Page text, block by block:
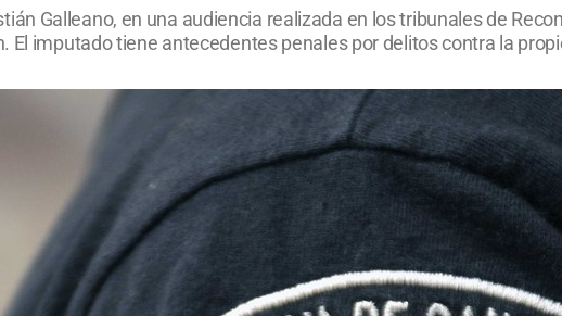
Galleano, en una audiencia realizada en los tribunales de
El imputado tiene antecedentes penales por delitos contra la